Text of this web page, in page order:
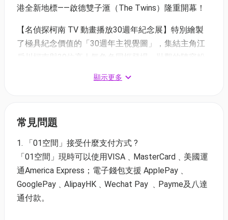
港全新地標——啟德雙子滙（The Twins）隆重開幕！
【名偵探柯南 TV 動畫播放30週年紀念展】特別繪製
了極具紀念價值的「30週年主視覺圖」，集結主角江
戶川柯南與30位高人氣角色同框登場，壯觀的陣容粉
特別規劃30年來的經典名場面，包括眾多精彩的推理
瞬間、黑暗組織的步步逼近、新一與小蘭的戀愛互
動，30年間的重點精華一次呈現，帶領觀眾全方位感
受《名偵探柯南》不滅魅力。
名偵探柯南 TV 動畫播放30週年紀念展｜活動詳情
日期：2026年7月25日至9月13日
顯示更多
常見問題
1. 「01空間」接受什麼支付方式 ?
「01空間」現時可以使用VISA﹑MasterCard﹑美國運
通America Express；電子錢包支援 ApplePay﹑
GooglePay﹑AlipayHK﹑Wechat Pay ﹑Payme及八達
通付款。